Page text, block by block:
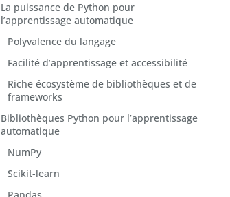
La puissance de Python pour
l’apprentissage automatique
Polyvalence du langage
Facilité d’apprentissage et accessibilité
Riche écosystème de bibliothèques et de
frameworks
Bibliothèques Python pour l’apprentissage
automatique
NumPy
Scikit-learn